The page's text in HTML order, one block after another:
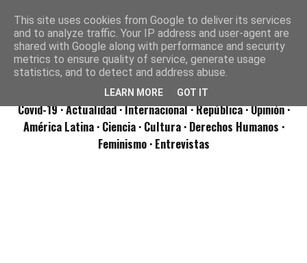
Covid-19· Actualidad· Internacional· República· Opinión·
América Latina · Ciencia · Cultura · Derechos Humanos ·
Feminismo · Entrevistas
This site uses cookies from Google to deliver its services
and to analyze traffic. Your IP address and user-agent are
shared with Google along with performance and security
metrics to ensure quality of service, generate usage
statistics, and to detect and address abuse.
LEARN MORE GOT IT